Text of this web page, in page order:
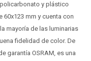
y plástico
mm y cuenta con
mayoría de las luminarias
fidelidad de color. De
garantía OSRAM, es una